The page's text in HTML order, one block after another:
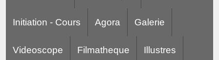
Initiation - Cours Agora Galerie
Videoscope Filmatheque Illustres